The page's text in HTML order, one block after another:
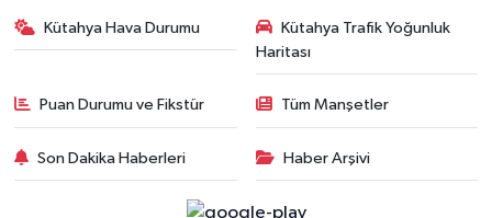
Kütahya Hava Durumu
Kütahya Trafik Yoğunluk
Haritası
Puan Durumu ve Fikstür Tüm Manşetler
Son Dakika Haberleri Haber Arşivi